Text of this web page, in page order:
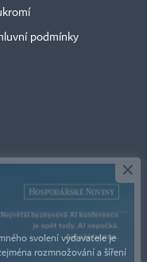
podmínky
svolení vydavatele je
rozmnožování a šíření